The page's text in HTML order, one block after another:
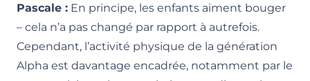
Pascale : En principe, les enfants aiment bouger
– cela n’a pas changé par rapport à autrefois.
Cependant, l’activité physique de la génération
Alpha est davantage encadrée, notamment par le